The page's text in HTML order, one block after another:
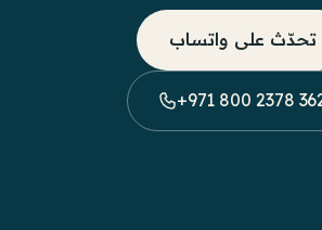
تحدّث على واتساب
+971 800 2378